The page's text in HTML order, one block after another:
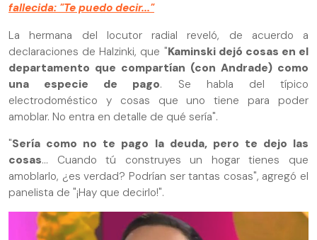
fallecida: "Te puedo decir..."
La hermana del locutor radial reveló, de acuerdo a
declaraciones de Halzinki, que "Kaminski dejó cosas en el
departamento que compartían (con Andrade) como
una especie de pago. Se habla del típico
electrodoméstico y cosas que uno tiene para poder
amoblar. No entra en detalle de qué sería".
"Sería como no te pago la deuda, pero te dejo las
cosas... Cuando tú construyes un hogar tienes que
amoblarlo, ¿es verdad? Podrían ser tantas cosas", agregó el
panelista de "¡Hay que decirlo!".